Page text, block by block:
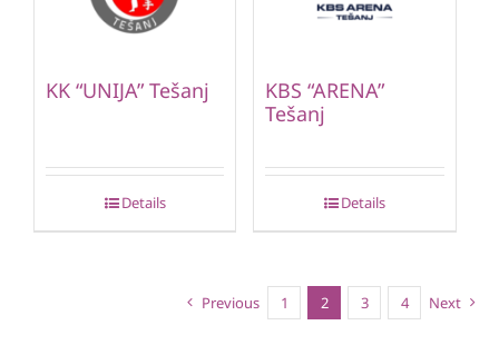
KK “UNIJA” Tešanj
Details
KBS “ARENA”
Tešanj
Details
Previous 1 2 3 4 Next